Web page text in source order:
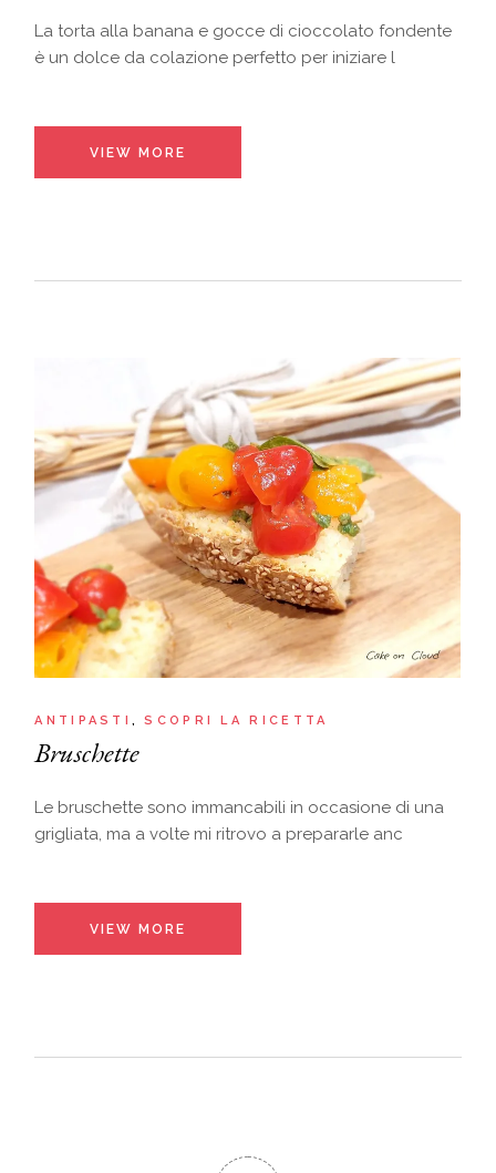
La torta alla banana e gocce di cioccolato fondente
è un dolce da colazione perfetto per iniziare l
VIEW MORE
ANTIPASTI SCOPRI LA RICETTA
Bruschette
Le bruschette sono immancabili in occasione di una
grigliata, ma a volte mi ritrovo a prepararle anc
VIEW MORE